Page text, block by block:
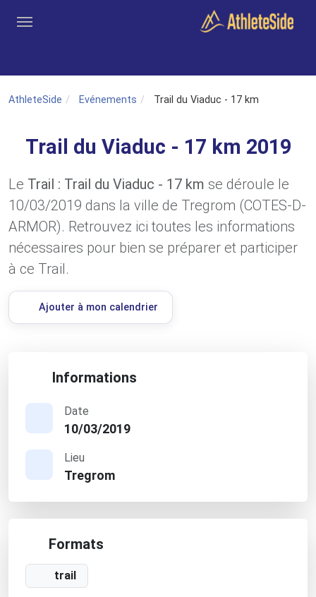
AthleteSide Evénements Trail du Viaduc - 17 km
Trail du Viaduc - 17 km 2019
Le Trail : Trail du Viaduc - 17 km se déroule le
10/03/2019 dans la ville de Tregrom (COTES-D-
ARMOR). Retrouvez ici toutes les informations
nécessaires pour bien se préparer et participer
à ce Trail.
Ajouter à mon calendrier
Informations
Date
10/03/2019
Lieu
Tregrom
Formats
trail